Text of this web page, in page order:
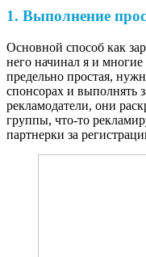
1. Выполнение
Основной способ как
него начинал я и
предельно простая,
спонсорах и выполнять
рекламодатели, они
группы, что-то
партнерки за